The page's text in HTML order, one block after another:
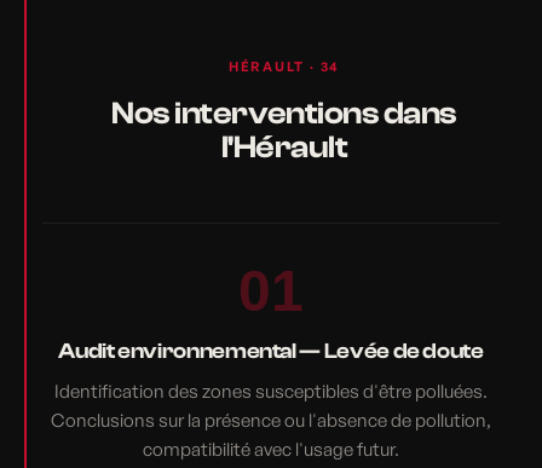
HÉRAULT · 34
Nos interventions dans
l'Hérault
01
Audit environnemental — Levée de doute
Identification des zones susceptibles d'être polluées.
Conclusions sur la présence ou l'absence de pollution,
compatibilité avec l'usage futur.